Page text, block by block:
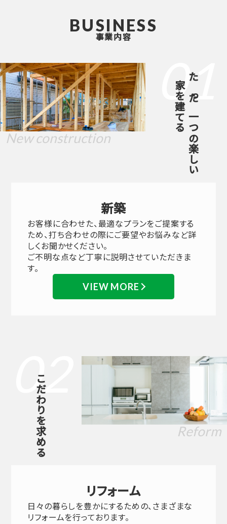
事業内容
BUSINESS
New construction
01
たった一つの楽しい
家を建てる
新築
お客様に合わせた、最適なプランをご提案する
ため、打ち合わせの際にご要望やお悩みなど詳
しくお聞かせください。
ご不明な点など丁寧に説明させていただきま
す。
VIEW MORE
Reform
02
こだわりを求める
リフォーム
日々の暮らしを豊かにするための、さまざまな
リフォームを行っております。